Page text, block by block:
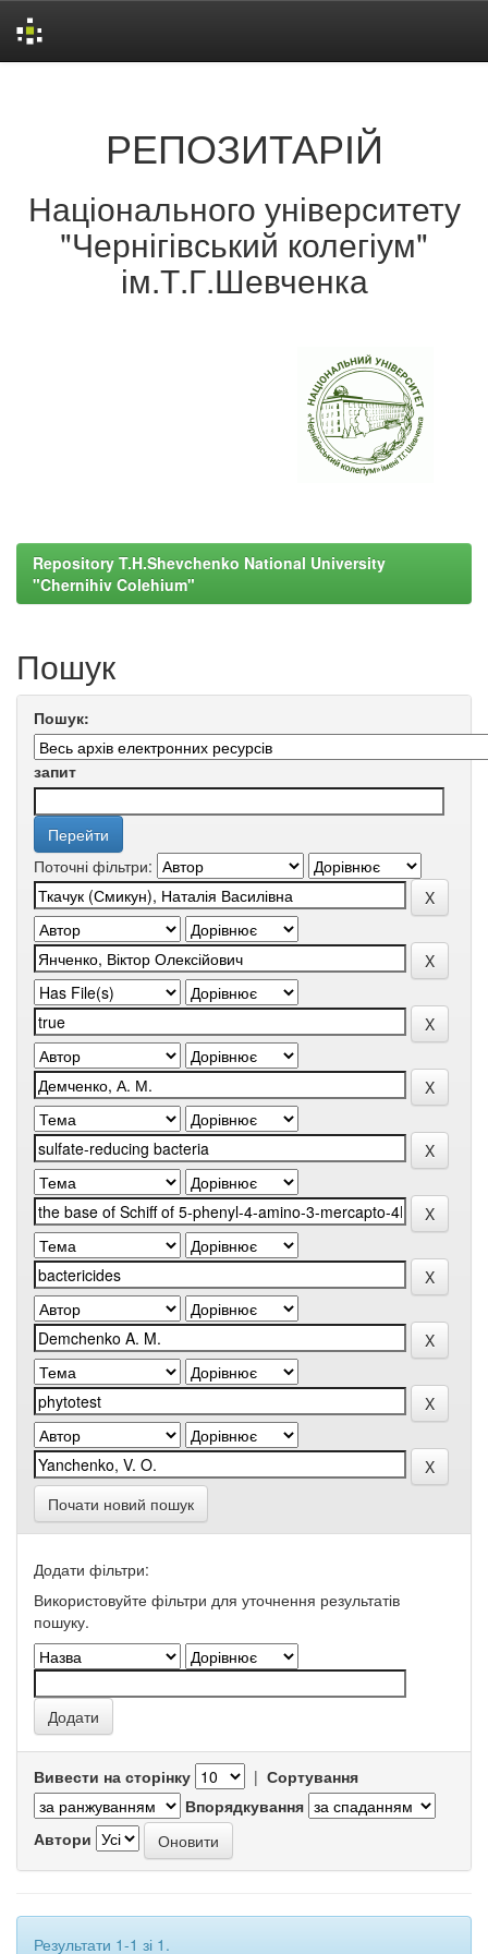
РЕПОЗИТАРІЙ
Національного університету
"Чернігівський колегіум"
ім.Т.Г.Шевченка
Repository T.H.Shevchenko National University
"Chernihiv Colehium"
Пошук
Пошук:
запит
Поточні фільтри:
Почати новий пошук
Додати фільтри:
Використовуйте фільтри для уточнення результатів
пошуку.
Вивести на сторінку | Сортування
Впорядкування
Автори
Результати 1-1 зі 1.